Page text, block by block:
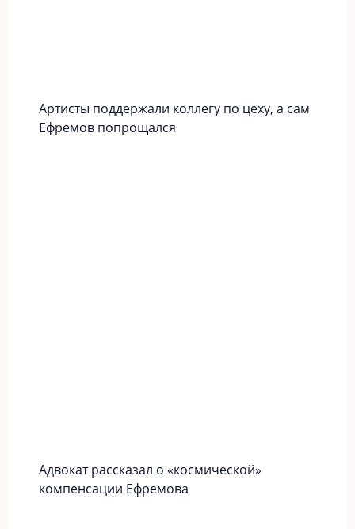
Артисты поддержали коллегу по цеху, а сам
Ефремов попрощался
Адвокат рассказал о «космической»
компенсации Ефремова